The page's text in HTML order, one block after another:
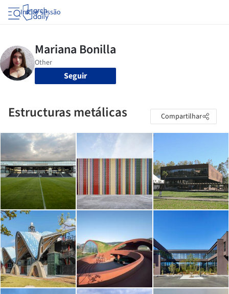
Iniciar sessão
Seguir
Estructuras metálicas Compartilhar